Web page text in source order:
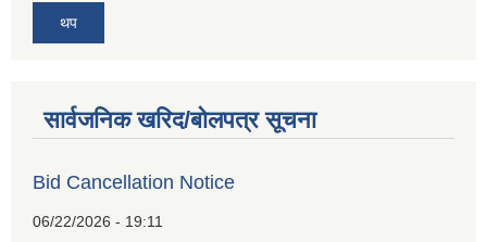
थप
सार्वजनिक खरिद/बोलपत्र सूचना
Bid Cancellation Notice
06/22/2026 - 19:11